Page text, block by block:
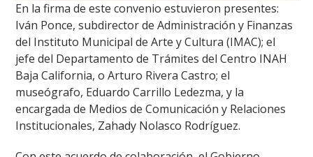
En la firma de este convenio estuvieron presentes:
Iván Ponce, subdirector de Administración y Finanzas
del Instituto Municipal de Arte y Cultura (IMAC); el
jefe del Departamento de Trámites del Centro INAH
Baja California, o Arturo Rivera Castro; el
museógrafo, Eduardo Carrillo Ledezma, y la
encargada de Medios de Comunicación y Relaciones
Institucionales, Zahady Nolasco Rodríguez.